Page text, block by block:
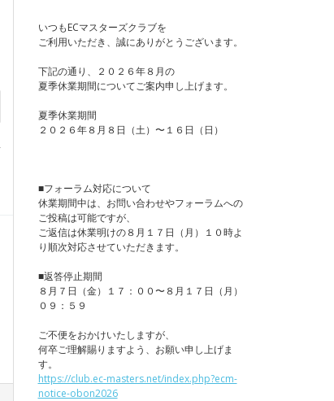
いつもECマスターズクラブを
ご利用いただき、誠にありがとうございます。
下記の通り、２０２６年８月の
夏季休業期間についてご案内申し上げます。
夏季休業期間
２０２６年８月８日（土）〜１６日（日）
■フォーラム対応について
休業期間中は、お問い合わせやフォーラムへの
ご投稿は可能ですが、
ご返信は休業明けの８月１７日（月）１０時よ
り順次対応させていただきます。
■返答停止期間
８月７日（金）１７：００〜８月１７日（月）
０９：５９
ご不便をおかけいたしますが、
何卒ご理解賜りますよう、お願い申し上げま
す。
https://club.ec-masters.net/index.php?ecm-
notice-obon2026